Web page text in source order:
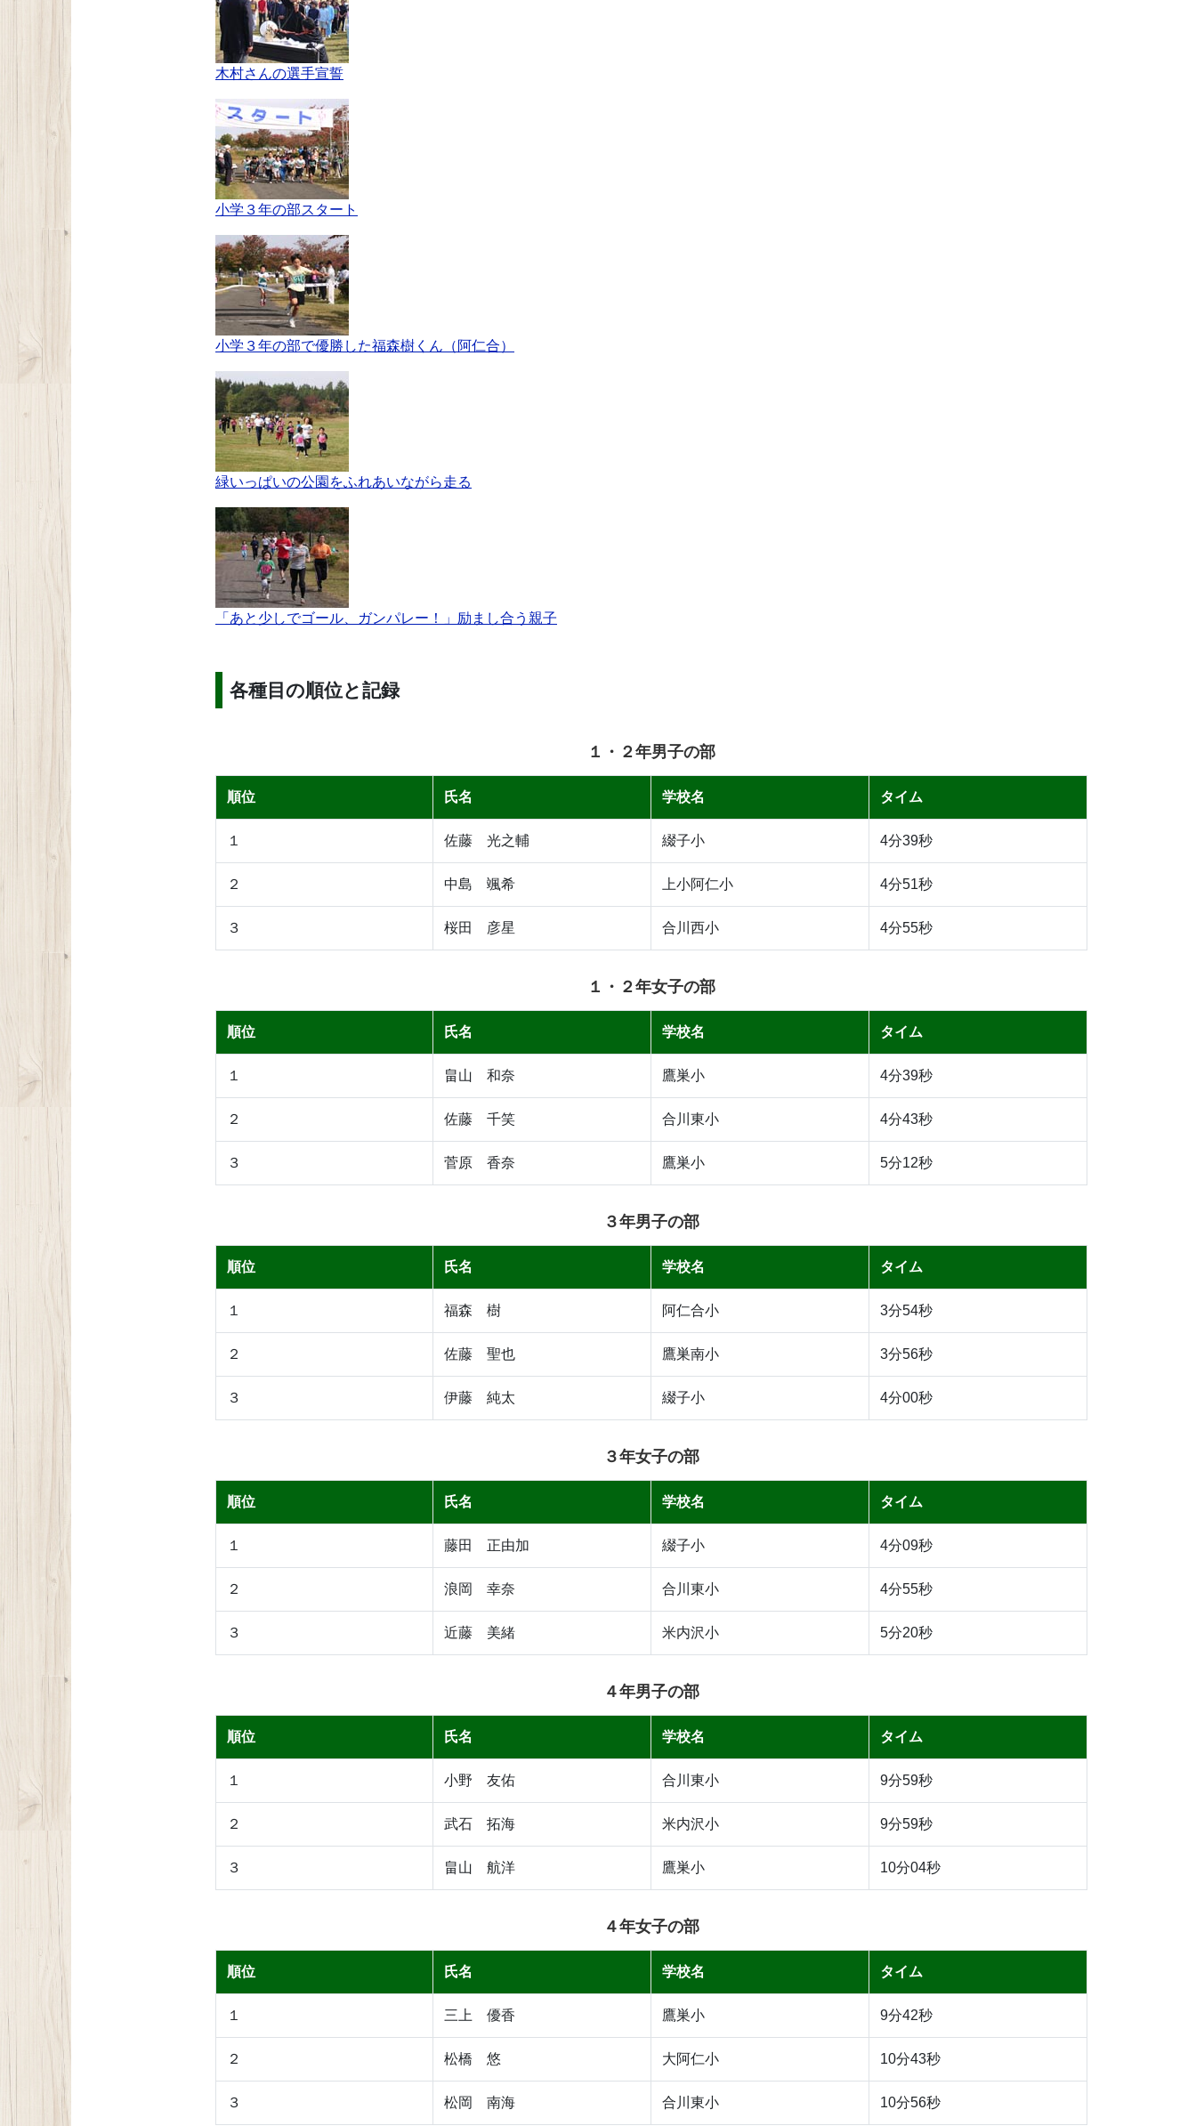
木村さんの選手宣誓
小学３年の部スタート
小学３年の部で優勝した福森樹くん（阿仁合）
緑いっぱいの公園をふれあいながら走る
「あと少しでゴール、ガンパレー！」励まし合う親子
各種目の順位と記録
１・２年男子の部
順位 氏名 学校名 タイム
１ 佐藤 光之輔 綴子小 4分39秒
２ 中島 颯希 上小阿仁小 4分51秒
３ 桜田 彦星 合川西小 4分55秒
１・２年女子の部
順位 氏名 学校名 タイム
１ 畠山 和奈 鷹巣小 4分39秒
２ 佐藤 千笑 合川東小 4分43秒
３ 菅原 香奈 鷹巣小 5分12秒
３年男子の部
順位 氏名 学校名 タイム
１ 福森 樹 阿仁合小 3分54秒
２ 佐藤 聖也 鷹巣南小 3分56秒
３ 伊藤 純太 綴子小 4分00秒
３年女子の部
順位 氏名 学校名 タイム
１ 藤田 正由加 綴子小 4分09秒
２ 浪岡 幸奈 合川東小 4分55秒
３ 近藤 美緒 米内沢小 5分20秒
４年男子の部
順位 氏名 学校名 タイム
１ 小野 友佑 合川東小 9分59秒
２ 武石 拓海 米内沢小 9分59秒
３ 畠山 航洋 鷹巣小 10分04秒
４年女子の部
順位 氏名 学校名 タイム
１ 三上 優香 鷹巣小 9分42秒
２ 松橋 悠 大阿仁小 10分43秒
３ 松岡 南海 合川東小 10分56秒